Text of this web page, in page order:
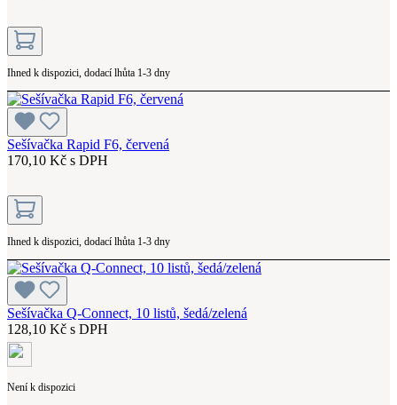
Ihned k dispozici, dodací lhůta 1-3 dny
Sešívačka Rapid F6, červená
170,10 Kč s DPH
Ihned k dispozici, dodací lhůta 1-3 dny
Sešívačka Q-Connect, 10 listů, šedá/zelená
128,10 Kč s DPH
Není k dispozici